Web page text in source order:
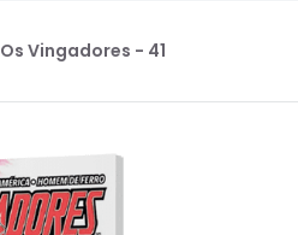
Os Vingadores - 41